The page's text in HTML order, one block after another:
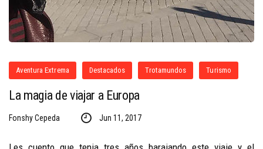
Aventura Extrema Destacados Trotamundos Turismo
La magia de viajar a Europa
Fonshy Cepeda Jun 11, 2017